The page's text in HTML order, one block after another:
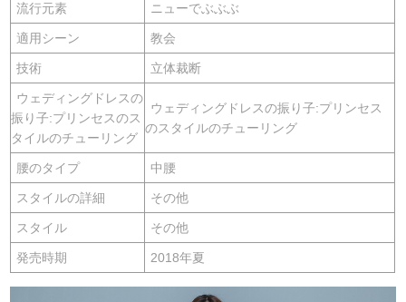
流行元素 ニューでぶぶぶ
適用シーン 教会
技術 立体裁断
ウェディングドレスの
振り子:プリンセスのス
タイルのチューリング
ウェディングドレスの振り子:プリンセス
のスタイルのチューリング
腰のタイプ 中腰
スタイルの詳細 その他
スタイル その他
発売時期 2018年夏